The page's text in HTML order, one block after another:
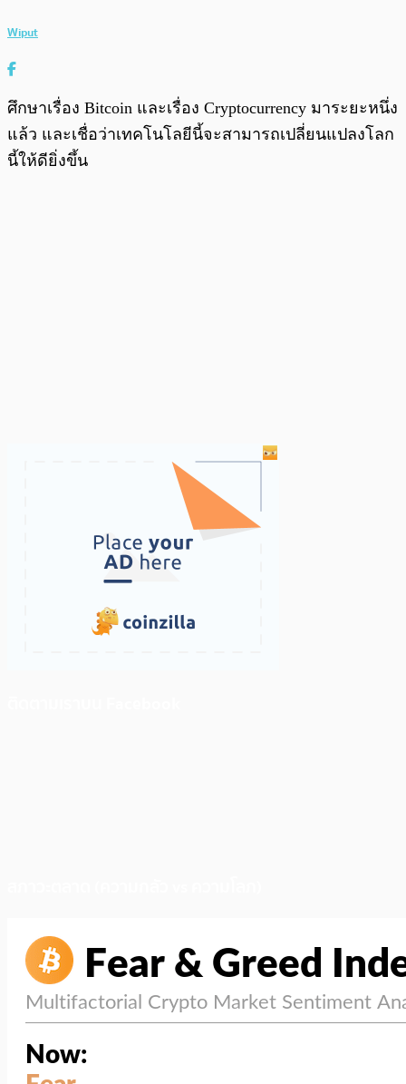
Wiput
ศึกษาเรื่อง Bitcoin และเรื่อง Cryptocurrency มาระยะหนึ่ง
แล้ว และเชื่อว่าเทคโนโลยีนี้จะสามารถเปลี่ยนแปลงโลก
นี้ให้ดียิ่งขึ้น